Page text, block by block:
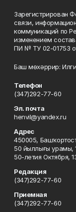
Зарегистрирован
связи,
коммуникаций по
изменением
ПИ № ТУ 02-01753
Баш мөхәррир:
Телефон
(347)292-77-60
Эл. почта
henvil@yandex.ru
Адрес
450005,
50 йыллығы урамы,
50-летия Октября,
Редакция
(347)292-77-60
Приемная
(347)292-77-60